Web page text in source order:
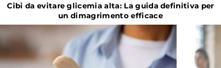
Cibi da evitare glicemia alta: La guida definitiva per
un dimagrimento efficace